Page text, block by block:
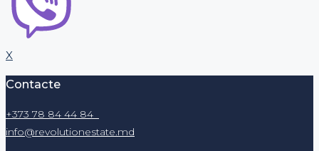
X
Contacte
+373 78 84 44 84
info@revolutionestate.md